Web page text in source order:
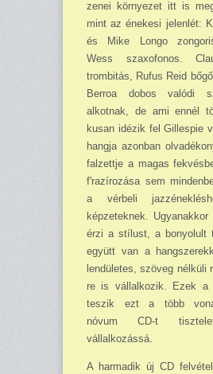
zenei környezet itt is
mint az énekesi jelenlét:
és Mike Longo
Wess szaxofonos.
trombitás, Rufus Reid
Berroa dobos valódi
alkot­nak, de ami ennél
kusan idézik fel Gillespie
hangja azonban
falzettje a magas
f'razírozása sem
a vérbeli
képzeteknek. Ugyan­akkor
érzi a stílust, a bo­nyolult
együtt van a
lendüle­tes, szöveg nélküli
re is vállalkozik. Ezek a
teszik ezt a több
nóvum CD-t
vállalkozássá.
A harmadik új CD